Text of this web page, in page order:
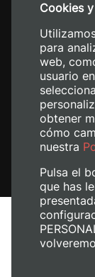
Cookies
para
web,
usuario
obtener
cómo
nuestra
Pulsa el
que has